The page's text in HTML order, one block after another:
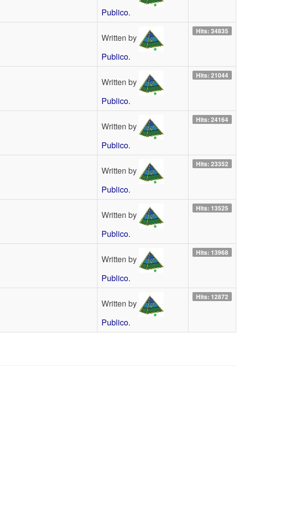
Publico.
Written by
Publico.
Hits: 34835
Written by
Publico.
Hits: 21044
Written by
Publico.
Hits: 24164
Written by
Publico.
Hits: 23352
Written by
Publico.
Hits: 13525
Written by
Publico.
Hits: 13968
Written by
Publico.
Hits: 12872